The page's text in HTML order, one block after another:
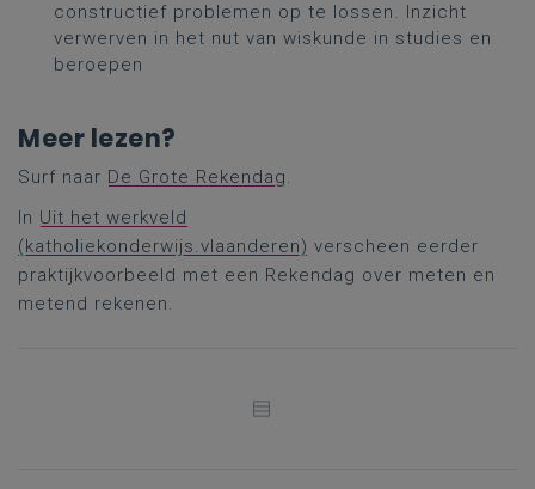
constructief problemen op te lossen. Inzicht
verwerven in het nut van wiskunde in studies en
beroepen
Meer lezen?
Surf naar De Grote Rekendag.
In Uit het werkveld
(katholiekonderwijs.vlaanderen) verscheen eerder
praktijkvoorbeeld met een Rekendag over meten en
metend rekenen.